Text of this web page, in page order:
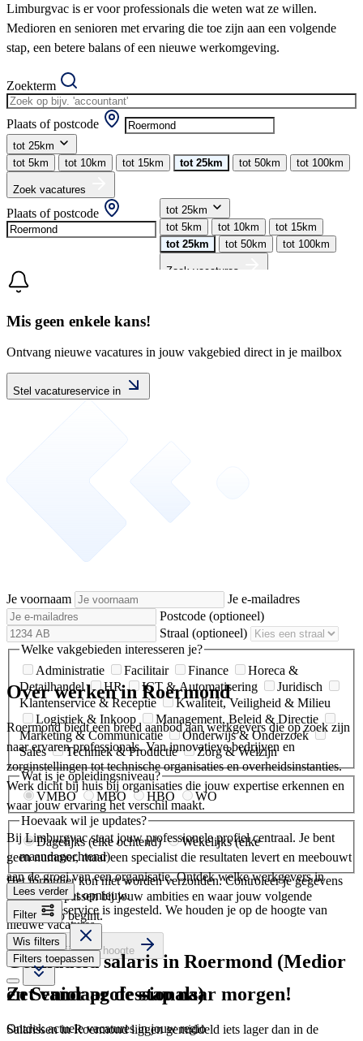
Limburgvac is er voor professionals die weten wat ze willen.
Medioren en senioren met ervaring die toe zijn aan een volgende
stap, een betere balans of een nieuwe werkomgeving.
Zoekterm
Plaats of postcode
tot 25km
tot 5km
tot 10km tot 15km tot 25km tot 50km tot 100km
Zoek vacatures
Plaats of postcode
tot 25km
tot 5km
tot 10km
tot 15km
tot 25km
tot 50km tot 100km
Zoek vacatures
Mis geen enkele kans!
Ontvang nieuwe vacatures in jouw vakgebied direct in je mailbox
Stel vacatureservice in
Je voornaam
Je e-mailadres
Postcode (optioneel)
Straal (optioneel)
Welke vakgebieden interesseren je?
Administratie
Facilitair Finance
Horeca &
Detailhandel
HR ICT & Automatisering
Juridisch
Klantenservice & Receptie
Kwaliteit, Veiligheid & Milieu
Logistiek & Inkoop
Management, Beleid & Directie
Marketing & Communicatie
Onderwijs & Onderzoek
Sales
Techniek & Productie
Zorg & Welzijn
Wat is je opleidingsniveau?
VMBO
MBO HBO
WO
Hoevaak wil je updates?
Dagelijks (elke ochtend)
Wekelijks (elke
maandagochtend)
Het formulier kon niet worden verzonden. Controleer je gegevens
en probeer het opnieuw.
Je vacatureservice is ingesteld. We houden je op de hoogte van
nieuwe vacatures.
Ja, houd mij op de hoogte
Over werken in Roermond
Roermond biedt een breed aanbod aan werkgevers die op zoek zijn
naar ervaren professionals. Van innovatieve bedrijven en
zorginstellingen tot technische organisaties en overheidsinstanties.
Werk dicht bij huis bij organisaties die jouw expertise erkennen en
waar jouw ervaring het verschil maakt.
Bij Limburgvac staat jouw professionele profiel centraal. Je bent
geen nummer, maar een specialist die resultaten levert en meebouwt
aan de groei van een organisatie. Ontdek welke werkgevers in
Roermond passen bij jouw ambities en waar jouw volgende
carrièrestap begint.
Gemiddeld salaris in Roermond (Medior
en Senior professionals)
Salarissen in Roermond liggen gemiddeld iets lager dan in de
Lees verder
Filter
Wis filters
Filters toepassen
Zet vandaag de stap naar morgen!
Ontdek actuele vacatures in jouw regio